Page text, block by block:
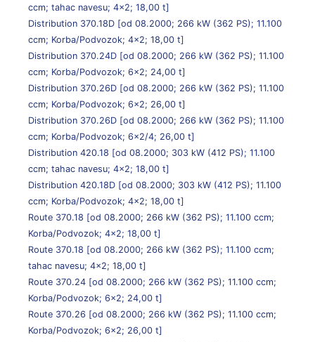
ccm; tahac navesu; 4×2; 18,00 t]
Distribution 370.18D [od 08.2000; 266 kW (362 PS); 11.100
ccm; Korba/Podvozok; 4×2; 18,00 t]
Distribution 370.24D [od 08.2000; 266 kW (362 PS); 11.100
ccm; Korba/Podvozok; 6×2; 24,00 t]
Distribution 370.26D [od 08.2000; 266 kW (362 PS); 11.100
ccm; Korba/Podvozok; 6×2; 26,00 t]
Distribution 370.26D [od 08.2000; 266 kW (362 PS); 11.100
ccm; Korba/Podvozok; 6×2/4; 26,00 t]
Distribution 420.18 [od 08.2000; 303 kW (412 PS); 11.100
ccm; tahac navesu; 4×2; 18,00 t]
Distribution 420.18D [od 08.2000; 303 kW (412 PS); 11.100
ccm; Korba/Podvozok; 4×2; 18,00 t]
Route 370.18 [od 08.2000; 266 kW (362 PS); 11.100 ccm;
Korba/Podvozok; 4×2; 18,00 t]
Route 370.18 [od 08.2000; 266 kW (362 PS); 11.100 ccm;
tahac navesu; 4×2; 18,00 t]
Route 370.24 [od 08.2000; 266 kW (362 PS); 11.100 ccm;
Korba/Podvozok; 6×2; 24,00 t]
Route 370.26 [od 08.2000; 266 kW (362 PS); 11.100 ccm;
Korba/Podvozok; 6×2; 26,00 t]